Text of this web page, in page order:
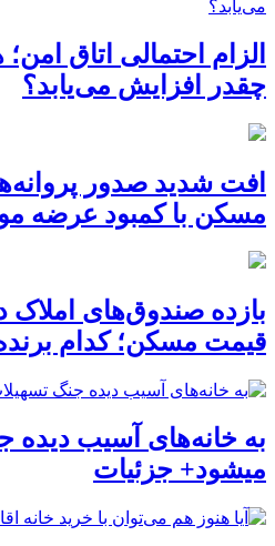
الزام احتمالی اتاق
چقدر افزایش می‌یابد؟
افت شدید صدور
مسکن با کمبود عرضه
بازده صندوق‌های املاک
قیمت مسکن؛ کدام
به خانه‌های آسیب دیده
میشود+ جزئیات